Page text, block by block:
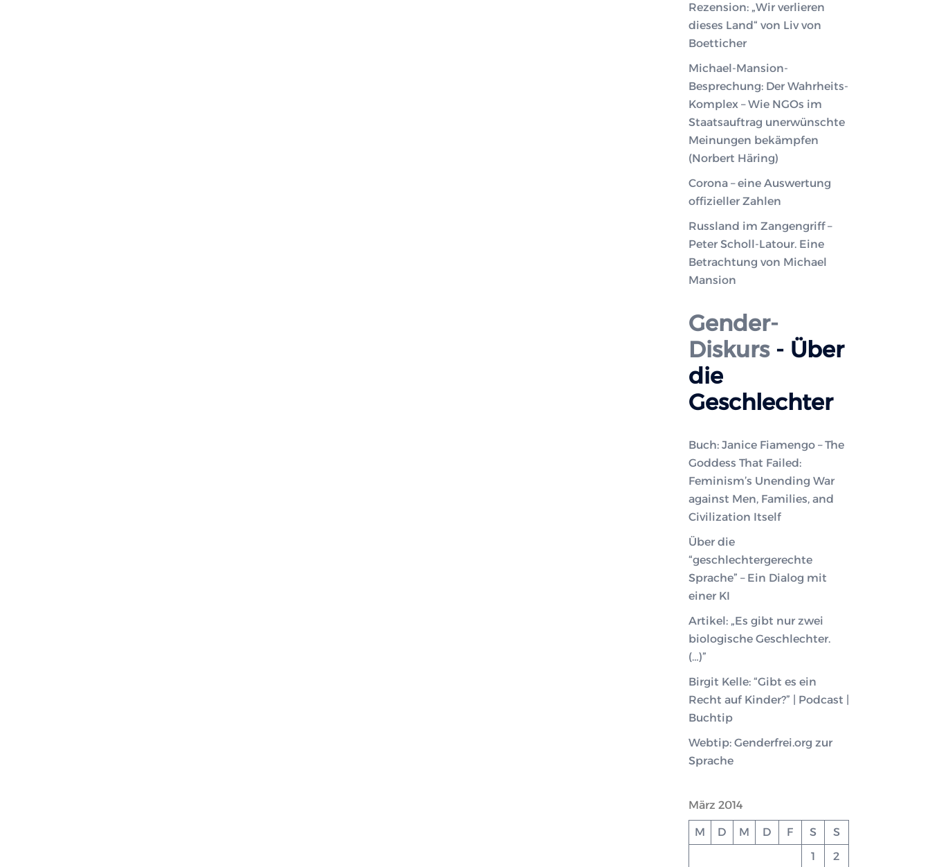
Rezension: „Wir verlieren
dieses Land“ von Liv von
Boetticher
Michael-Mansion-
Besprechung: Der Wahrheits-
Komplex – Wie NGOs im
Staatsauftrag unerwünschte
Meinungen bekämpfen
(Norbert Häring)
Corona – eine Auswertung
offizieller Zahlen
Russland im Zangengriff –
Peter Scholl-Latour. Eine
Betrachtung von Michael
Mansion
Gender-
Diskurs- Über
die
Geschlechter
Buch: Janice Fiamengo – The
Goddess That Failed:
Feminism’s Unending War
against Men, Families, and
Civilization Itself
Über die
“geschlechtergerechte
Sprache” – Ein Dialog mit
einer KI
Artikel: „Es gibt nur zwei
biologische Geschlechter.
(…)”
Birgit Kelle: “Gibt es ein
Recht auf Kinder?” | Podcast |
Buchtip
Webtip: Genderfrei.org zur
Sprache
März 2014
M D M D F S
S
1
2